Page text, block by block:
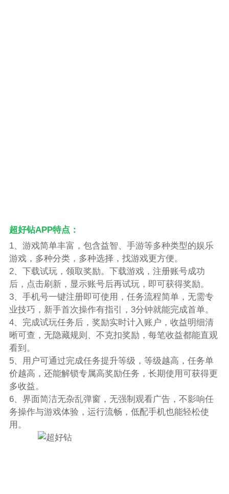
超好钻APP特点：
1、游戏简单丰富，包含益智、手游等多种类型的娱乐
游戏，多种分类，多种选择，找游戏更方便。
2、下载试玩，领取奖励。下载游戏，注册账号成功
后，点击刷新，显示账号后再试玩，即可获得奖励。
3、手机号一键注册即可使用，任务流程简单，无需专
业技巧，新手首次操作有指引，3分钟就能完成首单。
4、完成试玩任务后，奖励实时计入账户，收益明细清
晰可查，无隐藏规则、不克扣奖励，每笔收益都能直观
看到。
5、用户可通过完成任务提升等级，等级越高，任务单
价越高，还能解锁专属高奖励任务，长期使用可获得更
多收益。
6、界面简洁无杂乱弹窗，无强制观看广告，不影响任
务操作与游戏体验，运行流畅，低配手机也能轻松使
用。